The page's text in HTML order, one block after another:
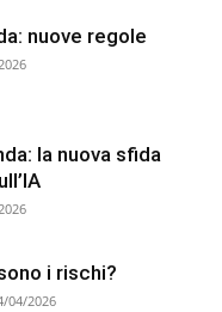
nuove regole
la nuova sfida
i rischi?
04/2026